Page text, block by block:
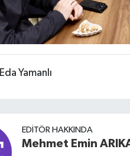
Eda Yamanlı
EDITÖR HAKKINDA
Mehmet Emin